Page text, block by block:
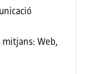
Web,